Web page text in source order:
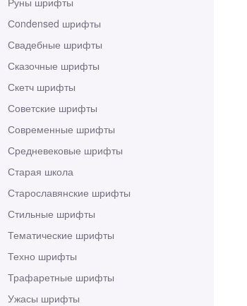
Сondensed шрифты
Свадебные шрифты
Сказочные шрифты
Скетч шрифты
Советские шрифты
Современные шрифты
Средневековые шрифты
Старая школа
Старославянские шрифты
Стильные шрифты
Тематические шрифты
Техно шрифты
Трафаретные шрифты
Ужасы шрифты